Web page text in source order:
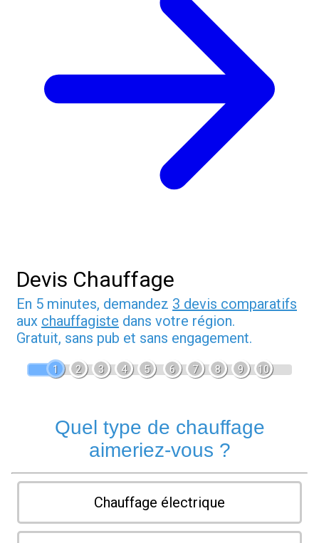
Devis Chauffage
En 5 minutes, demandez 3 devis comparatifs
aux chauffagiste dans votre région.
Gratuit, sans pub et sans engagement.
1 2 3 4 5 6 7 8 9 10
Quel type de chauffage
aimeriez-vous ?
Chauffage électrique